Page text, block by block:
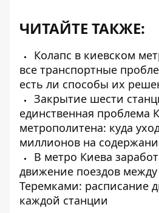
ЧИТАЙТЕ ТАКЖЕ:
Колапс в киевском
все транспортные
есть ли способы их
Закрытие шести
единственная проблема
метрополитена: куда
миллионов на
В метро Киева
движение поездов
Теремками: расписание
каждой станции